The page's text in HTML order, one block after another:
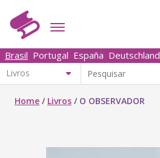
Brasil Portugal España Deutschland
Home / Livros / O OBSERVADOR